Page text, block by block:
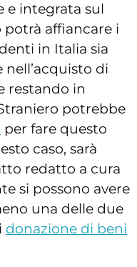
e integrata sul
affiancare i
in Italia sia
nell’acquisto di
restando in
potrebbe
per fare questo
caso, sarà
redatto a cura
si possono avere
una delle due
donazione di beni